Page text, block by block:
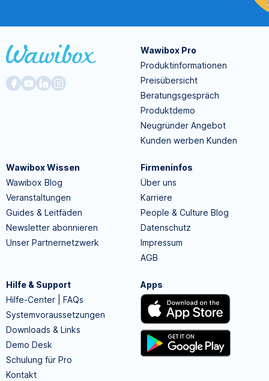
Wawibox Pro
Produktinformationen
Preisübersicht
Beratungsgespräch
Produktdemo
Neugründer Angebot
Kunden werben Kunden
Wawibox Wissen
Wawibox Blog
Veranstaltungen
Guides & Leitfäden
Newsletter abonnieren
Unser Partnernetzwerk
Firmeninfos
Über uns
Karriere
People & Culture Blog
Datenschutz
Impressum
AGB
Hilfe & Support
Hilfe-Center | FAQs
Systemvoraussetzungen
Downloads & Links
Demo Desk
Schulung für Pro
Kontakt
Apps